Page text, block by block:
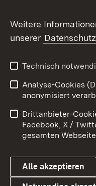
Weitere
unserer
Technisch
Analyse-Cookies
anonymisiert
Drittanbieter-
Facebook, X /
gesamten
Alle akzeptieren